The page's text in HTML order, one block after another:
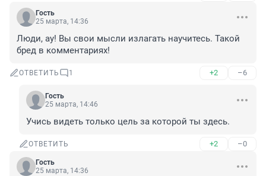
Гость
25 марта, 14:36
Люди, ау! Вы свои мысли излагать научитесь. Такой
бред в комментариях!
ОТВЕТИТЬ 1 +2 –6
Гость
25 марта, 14:46
Учись видеть только цель за которой ты здесь.
ОТВЕТИТЬ +2 –0
Гость
25 марта, 14:36